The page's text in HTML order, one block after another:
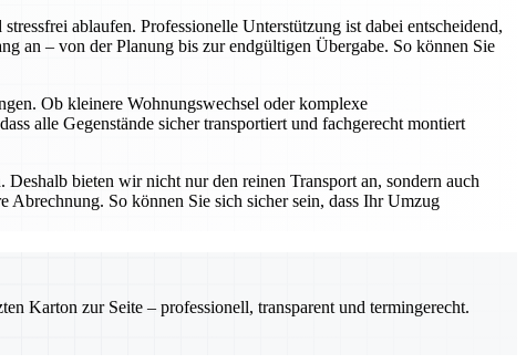
ablaufen. Professionelle Unterstützung ist dabei entscheidend,
an – von der Planung bis zur endgültigen Übergabe. So können Sie
Ob kleinere Wohnungswechsel oder komplexe
alle Gegenstände sicher transportiert und fachgerecht montiert
bieten wir nicht nur den reinen Transport an, sondern auch
Abrechnung. So können Sie sich sicher sein, dass Ihr Umzug
Karton zur Seite – professionell, transparent und termingerecht.